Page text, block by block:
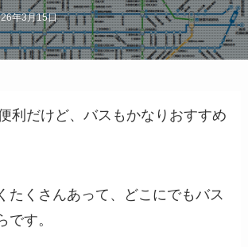
年3月15日
利だけど、バスもかなりおすすめ
たくさんあって、どこにでもバス
です。